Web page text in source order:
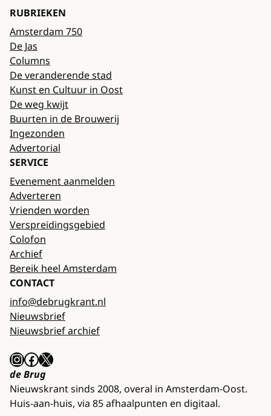
RUBRIEKEN
Amsterdam 750
De Jas
Columns
De veranderende stad
Kunst en Cultuur in Oost
De weg kwijt
Buurten in de Brouwerij
Ingezonden
Advertorial
SERVICE
Evenement aanmelden
Adverteren
Vrienden worden
Verspreidingsgebied
Colofon
Archief
Bereik heel Amsterdam
CONTACT
info@debrugkrant.nl
Nieuwsbrief
Nieuwsbrief archief
InstagramFacebook X
de Brug
Nieuwskrant sinds 2008, overal in Amsterdam-Oost.
Huis-aan-huis, via 85 afhaalpunten en digitaal.